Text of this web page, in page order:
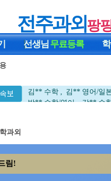
전주과외팡
선생님 무료등록
김** 수학 , 김** 영어/일
박** 수학/영어 , 강** 수
민** 과학/영어 , 박** 수
송* 영어/과학 , 김** 수학
변** 수학/과학 , 석** 수
과외
림!